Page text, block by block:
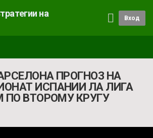
на
Вход
ПРОГНОЗ НА
ИСПАНИИ ЛА ЛИГА
ПО ВТОРОМУ КРУГУ